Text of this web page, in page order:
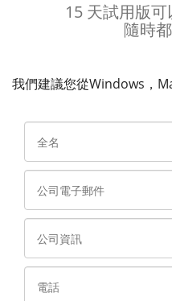
15 天試用版可
隨時
我們建議您從Windows，